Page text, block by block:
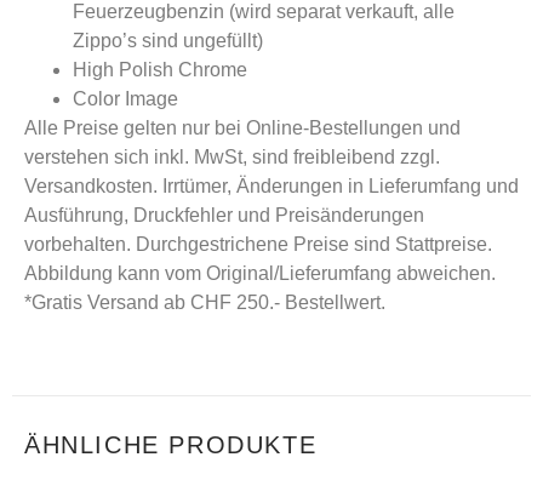
Feuerzeugbenzin (wird separat verkauft, alle
Zippo’s sind ungefüllt)
High Polish Chrome
Color Image
Alle Preise gelten nur bei Online-Bestellungen und
verstehen sich inkl. MwSt, sind freibleibend zzgl.
Versandkosten. Irrtümer, Änderungen in Lieferumfang und
Ausführung, Druckfehler und Preisänderungen
vorbehalten. Durchgestrichene Preise sind Stattpreise.
Abbildung kann vom Original/Lieferumfang abweichen.
*Gratis Versand ab CHF 250.- Bestellwert.
ÄHNLICHE PRODUKTE